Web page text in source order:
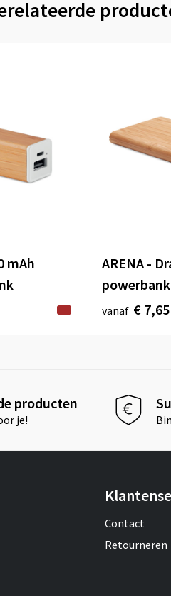
mAh
ARENA -
powerbank
vanaf € 7,65
producten
je!
Contact
Retourneren